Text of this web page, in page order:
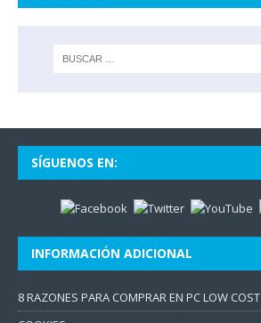
SÍGUENOS EN:
INFORMACIÓN ADICIONAL
8 RAZONES PARA COMPRAR EN PC LOW COST